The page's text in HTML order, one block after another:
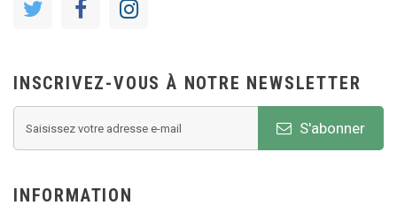
INSCRIVEZ-VOUS À NOTRE NEWSLETTER
S'abonner
INFORMATION